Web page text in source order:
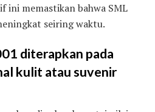
ini memastikan bahwa SML
seiring waktu.
diterapkan pada
kulit atau suvenir